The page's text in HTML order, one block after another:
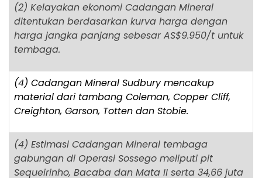
(2) Kelayakan ekonomi Cadangan Mineral
ditentukan berdasarkan kurva harga dengan
harga jangka panjang sebesar AS$9.950/t untuk
tembaga.
(4) Cadangan Mineral Sudbury mencakup
material dari tambang Coleman, Copper Cliff,
Creighton, Garson, Totten dan Stobie.
(4) Estimasi Cadangan Mineral tembaga
gabungan di Operasi Sossego meliputi pit
Sequeirinho, Bacaba dan Mata II serta 34,66 juta